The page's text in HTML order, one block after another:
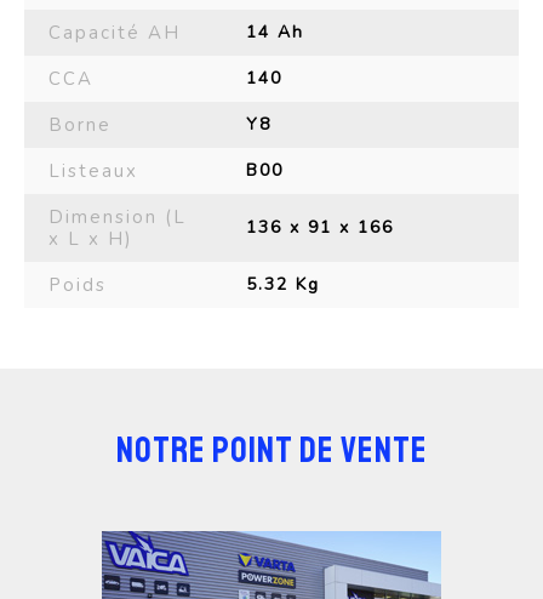
Capacité AH 14 Ah
CCA 140
Borne Y8
Listeaux B00
Dimension (L
x L x H)
136 x 91 x 166
Poids 5.32 Kg
NOTRE POINT DE VENTE